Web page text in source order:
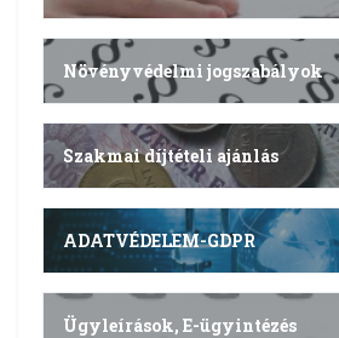
Növényvédelmi jogszabályok
Szakmai díjtételi ajánlás
ADATVÉDELEM-GDPR
Ügyleírások, E-ügyintézés